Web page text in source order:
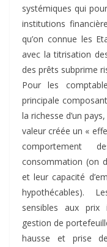
systémiques qui
institutions
qu’on connue les
avec la titrisation
des prêts subprime
Pour les
principale
la richesse d’un
valeur créée un «
comportement
consommation (on
et leur capacité
hypothécables).
sensibles aux prix
gestion de
hausse et prise